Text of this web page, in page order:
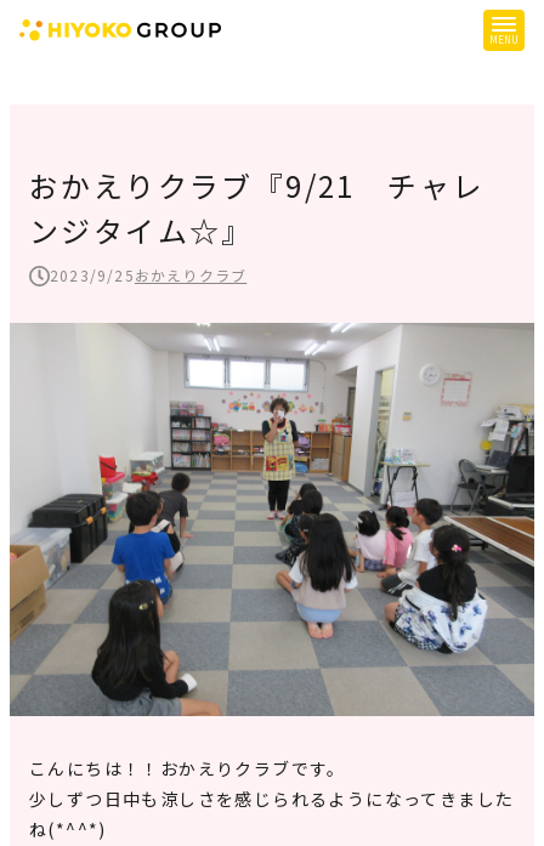
提供サービス
子育て支援
障がい児支援
障がい者支援
会社概要
お知らせ
採用情報
施設空き状況はこちら
見学申込・お問合せ
おかえりクラブ『9/21 チャレ
ンジタイム☆』
2023/9/25おかえりクラブ
こんにちは！！おかえりクラブです。
少しずつ日中も涼しさを感じられるようになってきました
ね(*^^*)